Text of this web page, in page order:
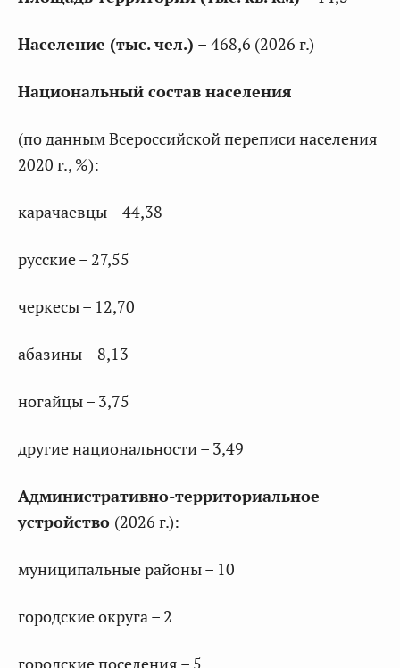
Население (тыс. чел.) – 468,6 (2026 г.)
Национальный состав населения
(по данным Всероссийской переписи населения
2020 г., %):
карачаевцы – 44,38
русские – 27,55
черкесы – 12,70
абазины – 8,13
ногайцы – 3,75
другие национальности – 3,49
Административно-территориальное
устройство (2026 г.):
муниципальные районы – 10
городские округа – 2